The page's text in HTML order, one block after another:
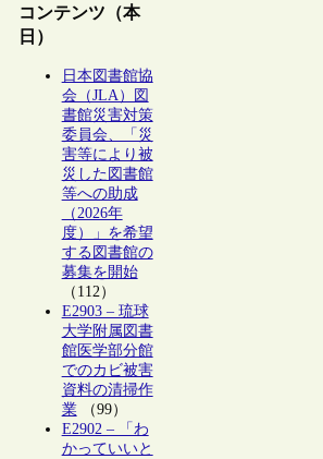
コンテンツ（本
日）
日本図書館協
会（JLA）図
書館災害対策
委員会、「災
害等により被
災した図書館
等への助成
（2026年
度）」を希望
する図書館の
募集を開始
（112）
E2903 – 琉球
大学附属図書
館医学部分館
でのカビ被害
資料の清掃作
業（99）
E2902 – 「わ
かっていいと